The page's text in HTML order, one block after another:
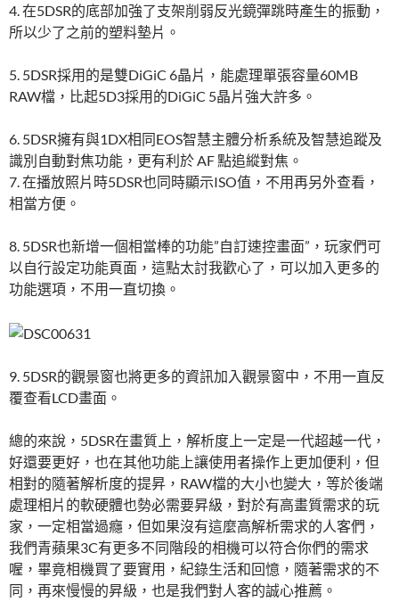
4. 在5DSR的底部加強了支架削弱反光鏡彈跳時產生的振動，
所以少了之前的塑料墊片。
5. 5DSR採用的是雙DiGiC 6晶片，能處理單張容量60MB
RAW檔，比起5D3採用的DiGiC 5晶片強大許多。
6. 5DSR擁有與1DX相同EOS智慧主體分析系統及智慧追蹤及
識別自動對焦功能，更有利於 AF 點追縱對焦。
7. 在播放照片時5DSR也同時顯示ISO值，不用再另外查看，
相當方便。
8. 5DSR也新增一個相當棒的功能”自訂速控畫面”，玩家們可
以自行設定功能頁面，這點太討我歡心了，可以加入更多的
功能選項，不用一直切換。
9. 5DSR的觀景窗也將更多的資訊加入觀景窗中，不用一直反
覆查看LCD畫面。
總的來說，5DSR在畫質上，解析度上一定是一代超越一代，
好還要更好，也在其他功能上讓使用者操作上更加便利，但
相對的隨著解析度的提昇，RAW檔的大小也變大，等於後端
處理相片的軟硬體也勢必需要昇級，對於有高畫質需求的玩
家，一定相當過癮，但如果沒有這麼高解析需求的人客們，
我們青蘋果3C有更多不同階段的相機可以符合你們的需求
喔，畢竟相機買了要實用，紀錄生活和回憶，隨著需求的不
同，再來慢慢的昇級，也是我們對人客的誠心推薦。